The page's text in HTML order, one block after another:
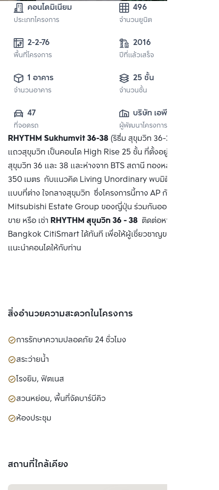
คอนโดมิเนียม
ประเภทโครงการ
496
จำนวนยูนิต
2-2-76
พื้นที่โครงการ
2016
ปีที่แล้วเสร็จ
1 อาคาร
จำนวนอาคาร
25 ชั้น
จำนวนชั้น
47
ที่จอดรถ
บริษัท เอพี (ไทย
แลนด์)
จำกัด(มหาชน)
ผู้พัฒนาโครงการ
RHYTHM Sukhumvit 36-38 (ริธึ่ม สุขุมวิท 36-38) คอนโด
แถวสุขุมวิท เป็นคอนโด High Rise 25 ชั้น ที่ตั้งอยู่ระหว่างซอย
สุขุมวิท 36 และ 38 และห่างจาก BTS สถานี ทองหล่อ ประมาณ
350 เมตร กับแนวคิด Living Unordinary พบมิติการใช้ชีวิตรูป
แบบที่ต่าง ใจกลางสุขุมวิท ซึ่งโครงการนี้ทาง AP กับ
Mitsubishi Estate Group ของญี่ปุ่น ร่วมกันออกแบบ ซื้อ
ขาย หรือ เช่า RHYTHM สุขุมวิท 36 - 38 ติดต่อหาเรา
Bangkok CitiSmart ได้ทันที เพื่อให้ผู้เชี่ยวชาญของเราได้
แนะนำคอนโดให้กับท่าน
สิ่งอำนวยความสะดวกในโครงการ
การรักษาความปลอดภัย 24 ชั่วโมง
สระว่ายน้ำ
โรงยิม, ฟิตเนส
สวนหย่อม, พื้นที่จัดบาร์บีคิว
ห้องประชุม
สถานที่ใกล้เคียง